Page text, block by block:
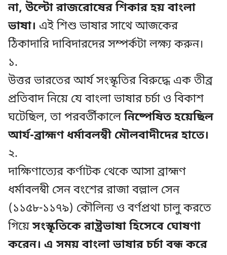
না, উল্টো রাজরোষের শিকার হয় বাংলা
ভাষা। এই শিশু ভাষার সাথে আজকের
ঠিকাদারি দাবিদারদের সম্পর্কটা লক্ষ্য করুন।
১.
উত্তর ভারতের আর্য সংস্কৃতির বিরুদ্ধে এক তীব্র
প্রতিবাদ নিয়ে যে বাংলা ভাষার চর্চা ও বিকাশ
ঘটেছিল, তা পরবর্তীকালেনিষ্পেষিত হয়েছিল
আর্য-ব্রাহ্মণ ধর্মাবলম্বী মৌলবাদীদের হাতে।
২.
দাক্ষিণাত্যের কর্ণাটক থেকে আসা ব্রাহ্মণ
ধর্মাবলম্বী সেন বংশের রাজা বল্লাল সেন
(১১৫৮-১১৭৯) কৌলিন্য ও বর্ণপ্রথা চালু করতে
গিয়েসংস্কৃতিকে রাষ্ট্রভাষা হিসেবে ঘোষণা
করেন। এ সময় বাংলা ভাষার চর্চা বন্ধ করে